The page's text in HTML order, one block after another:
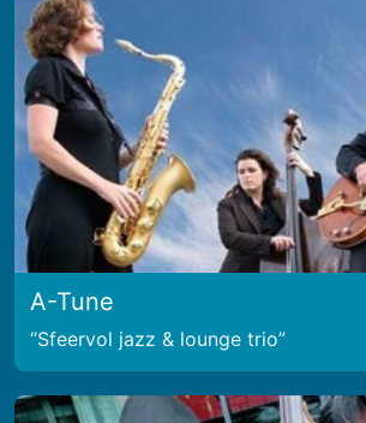
A-Tune
Sfeervol jazz & lounge trio